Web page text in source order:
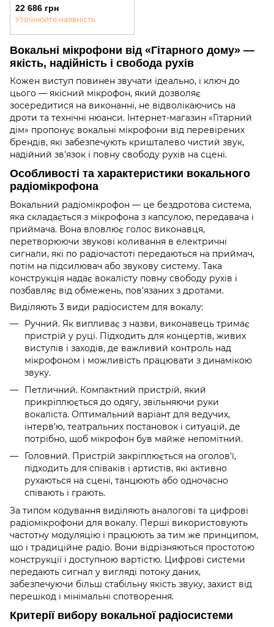
Kit
22 686 грн
Уточнюйте наявність
Вокальні мікрофони від «Гітарного дому» —
якість, надійність і свобода рухів
Кожен виступ повинен звучати ідеально, і ключ до
цього — якісний мікрофон, який дозволяє
зосередитися на виконанні, не відволікаючись на
дроти та технічні нюанси. Інтернет-магазин «Гітарний
дім» пропонує вокальні мікрофони від перевірених
брендів, які забезпечують кришталево чистий звук,
надійний зв'язок і повну свободу рухів на сцені.
Особливості та характеристики вокального
радіомікрофона
Вокальний радіомікрофон — це бездротова система,
яка складається з мікрофона з капсулою, передавача і
приймача. Вона вловлює голос виконавця,
перетворюючи звукові коливання в електричні
сигнали, які по радіочастоті передаються на приймач,
потім на підсилювач або звукову систему. Така
конструкція надає вокалісту повну свободу рухів і
позбавляє від обмежень, пов'язаних з дротами.
Виділяють 3 види радіосистем для вокалу:
Ручний. Як випливає з назви, виконавець тримає
пристрій у руці. Підходить для концертів, живих
виступів і заходів, де важливий контроль над
мікрофоном і можливість працювати з динамікою
звуку.
Петличний. Компактний пристрій, який
прикріплюється до одягу, звільняючи руки
вокаліста. Оптимальний варіант для ведучих,
інтерв'ю, театральних постановок і ситуацій, де
потрібно, щоб мікрофон був майже непомітний.
Головний. Пристрій закріплюється на оголов'ї,
підходить для співаків і артистів, які активно
рухаються на сцені, танцюють або одночасно
співають і грають.
За типом кодування виділяють аналогові та цифрові
радіомікрофони для вокалу. Перші використовують
частотну модуляцію і працюють за тим же принципом,
що і традиційне радіо. Вони відрізняються простотою
конструкції і доступною вартістю. Цифрові системи
передають сигнал у вигляді потоку даних,
забезпечуючи більш стабільну якість звуку, захист від
перешкод і мінімальні спотворення.
Критерії вибору вокальної радіосистеми